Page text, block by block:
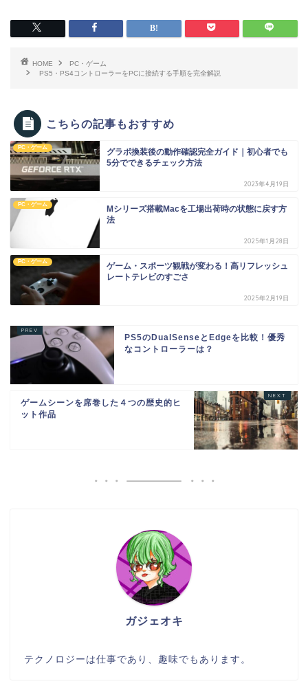
HOME
PC・ゲーム
PS5・PS4コントローラーをPCに接続する手順を完全解説
こちらの記事もおすすめ
PC・ゲーム
グラボ換装後の動作確認完全ガイド｜初心者でも
5分でできるチェック方法
2023年4月19日
PC・ゲーム
Mシリーズ搭載Macを工場出荷時の状態に戻す方
法
2025年1月28日
PC・ゲーム
ゲーム・スポーツ観戦が変わる！高リフレッシュ
レートテレビのすごさ
2025年2月19日
PS5のDualSenseとEdgeを比較！優秀
なコントローラーは？
ゲームシーンを席巻した４つの歴史的ヒ
ット作品
ガジェオキ
テクノロジーは仕事であり、趣味でもあります。